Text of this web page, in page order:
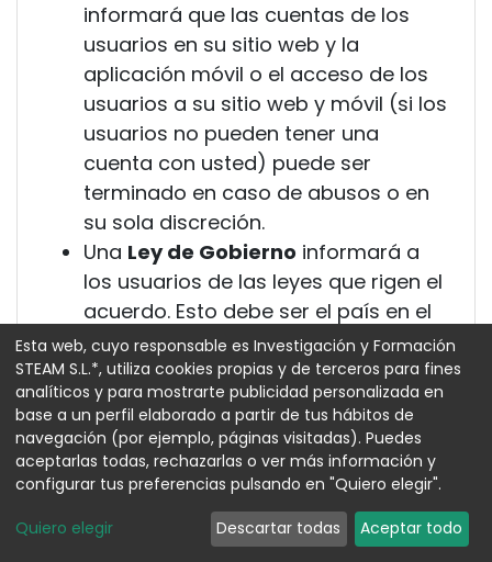
informará que las cuentas de los
usuarios en su sitio web y la
aplicación móvil o el acceso de los
usuarios a su sitio web y móvil (si los
usuarios no pueden tener una
cuenta con usted) puede ser
terminado en caso de abusos o en
su sola discreción.
Una Ley de Gobierno informará a
los usuarios de las leyes que rigen el
acuerdo. Esto debe ser el país en el
que tiene su sede central o el país
desde el que opera su sitio web y su
aplicación para dispositivos móviles.
Una cláusula deenlaces a otros
sitios webinformará a los usuarios
que usted no es responsable de los
sitios web de terceros a los que
enlaza. Este tipo de cláusula
Esta web, cuyo responsable es Investigación y Formación
STEAM S.L.*, utiliza cookies propias y de terceros para fines
analíticos y para mostrarte publicidad personalizada en
base a un perfil elaborado a partir de tus hábitos de
navegación (por ejemplo, páginas visitadas). Puedes
aceptarlas todas, rechazarlas o ver más información y
configurar tus preferencias pulsando en "Quiero elegir".
Quiero elegir Descartar todas Aceptar todo